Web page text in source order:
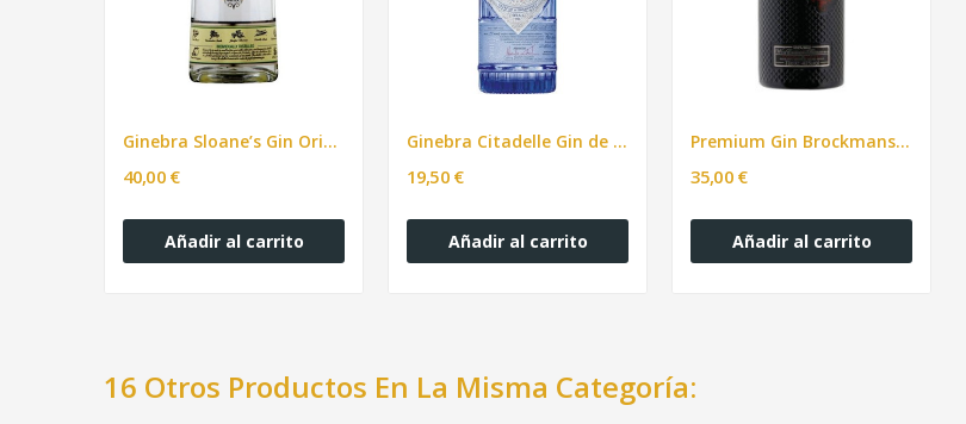
Ginebra Sloane’s Gin Original Holandesa bot.70cl
40,00 €
Añadir al carrito
Ginebra Citadelle Gin de France 70cl
19,50 €
Añadir al carrito
Premium Gin Brockmans 70cl
35,00 €
Añadir al carrito
16 Otros Productos En La Misma Categoría: